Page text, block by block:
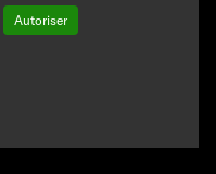
Autoriser